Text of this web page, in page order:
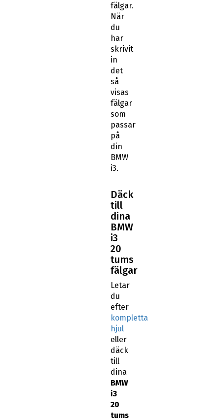
fälgar.
När
du
har
skrivit
in
det
så
visas
fälgar
som
passar
på
din
BMW
i3.
Däck
till
dina
BMW
i3
20
tums
fälgar
Letar
du
efter
kompletta
hjul
eller
däck
till
dina
BMW
i3
20
tums